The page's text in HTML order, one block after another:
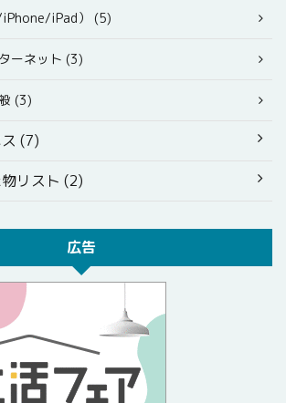
iPhone/iPad） (5)
ーネット (3)
(3)
(7)
リスト (2)
広告